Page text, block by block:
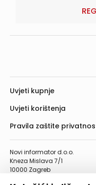
Novi informator d.o.o.
Kneza Mislava 7/1
10000 Zagreb
Uvjeti kupnje
Uvjeti korištenja
Pravila zaštite